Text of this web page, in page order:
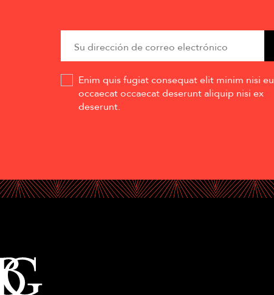
Enim quis fugiat consequat elit minim nisi eu
occaecat occaecat deserunt aliquip nisi ex
deserunt.